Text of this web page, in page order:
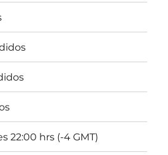
hrs
Radio
22:00 hrs (-4 GMT)